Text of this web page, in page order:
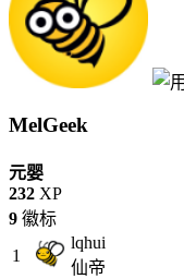
MelGeek
元婴
232 XP
9 徽标
1
lqhui
仙帝